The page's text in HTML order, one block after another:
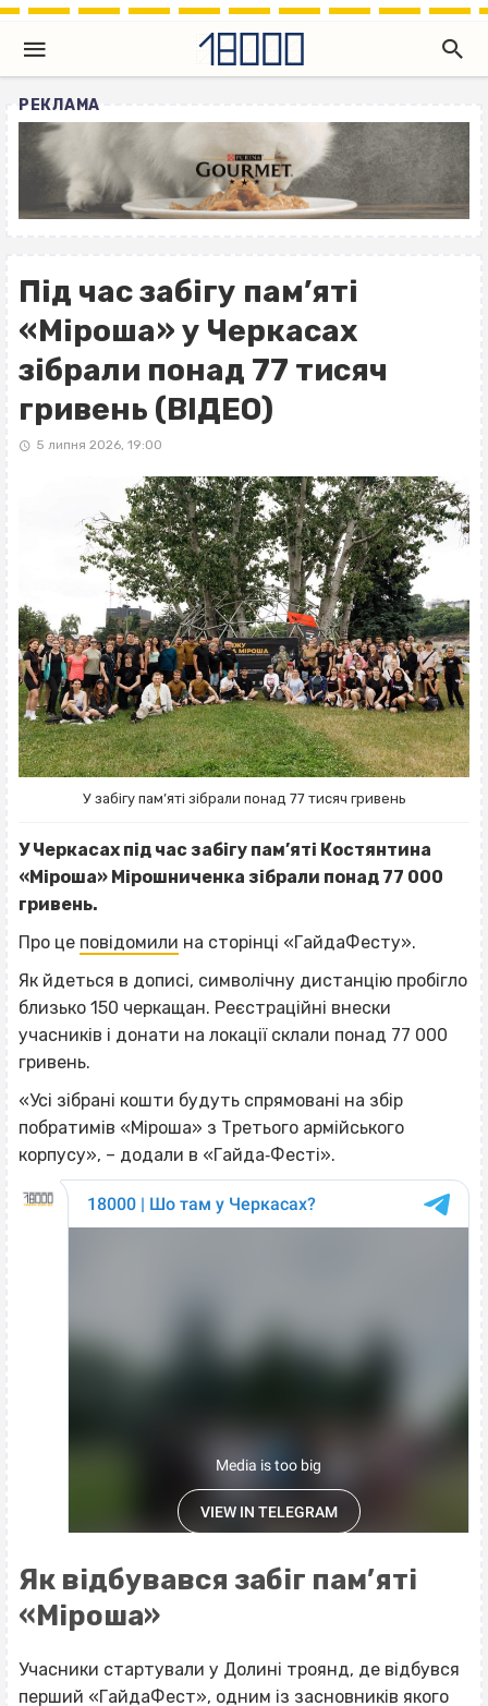
РЕКЛАМА
Під час забігу пам’яті
«Міроша» у Черкасах
зібрали понад 77 тисяч
гривень (ВІДЕО)
5 липня 2026, 19:00
У забігу пам’яті зібрали понад 77 тисяч гривень
У Черкасах під час забігу пам’яті Костянтина
«Міроша» Мірошниченка зібрали понад 77 000
гривень.
Про це повідомили на сторінці «ГайдаФесту».
Як йдеться в дописі, символічну дистанцію пробігло
близько 150 черкащан. Реєстраційні внески
учасників і донати на локації склали понад 77 000
гривень.
«Усі зібрані кошти будуть спрямовані на збір
побратимів «Міроша» з Третього армійського
корпусу», – додали в «Гайда‐Фесті».
Як відбувався забіг пам’яті
«Міроша»
Учасники стартували у Долині троянд, де відбувся
перший «ГайдаФест», одним із засновників якого